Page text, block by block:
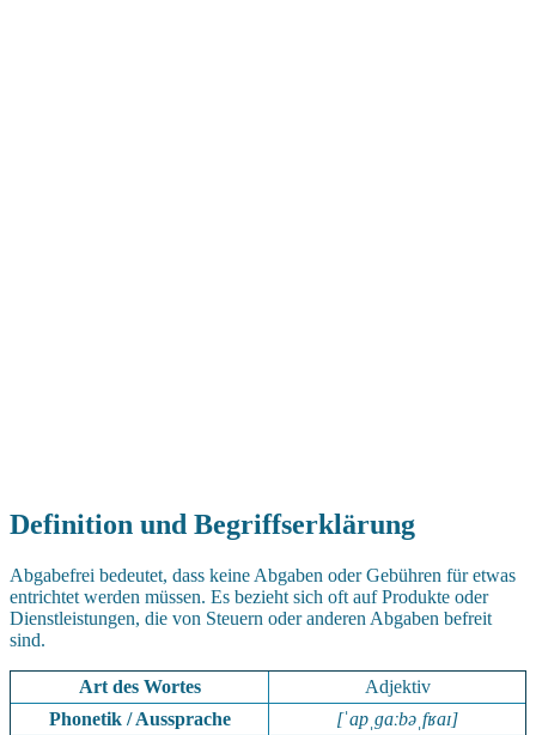
Definition und Begriffserklärung
Abgabefrei bedeutet, dass keine Abgaben oder Gebühren für etwas
entrichtet werden müssen. Es bezieht sich oft auf Produkte oder
Dienstleistungen, die von Steuern oder anderen Abgaben befreit
sind.
Art des Wortes
Adjektiv
Phonetik / Aussprache
[ˈapˌɡaːbəˌfʁaɪ]